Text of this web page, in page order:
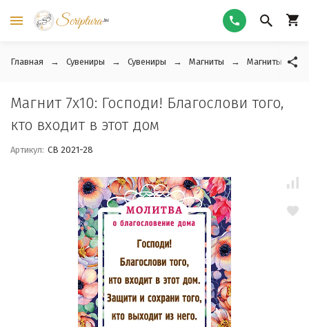
Главная Сувениры Сувениры Магниты Магниты
Магнит 7x10: Господи! Благослови того,
кто входит в этот дом
Артикул: СВ 2021-28